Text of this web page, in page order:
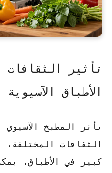
تأثير الثقافات
الأطباق الآسيوية
تأثر المطبخ
الثقافات
كبير في الأطباق.